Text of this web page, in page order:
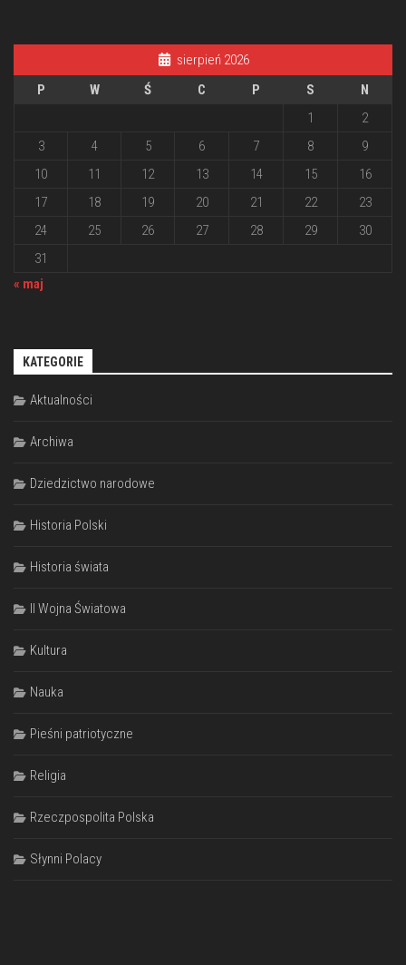
sierpień 2026
P
W Ś C P S
N
1
2
3
4 5 6 7 8
9
10
11 12 13 14 15
16
17
18 19 20 21 22
23
24
25 26 27 28 29
30
31
« maj
KATEGORIE
Aktualności
Archiwa
Dziedzictwo narodowe
Historia Polski
Historia świata
II Wojna Światowa
Kultura
Nauka
Pieśni patriotyczne
Religia
Rzeczpospolita Polska
Słynni Polacy